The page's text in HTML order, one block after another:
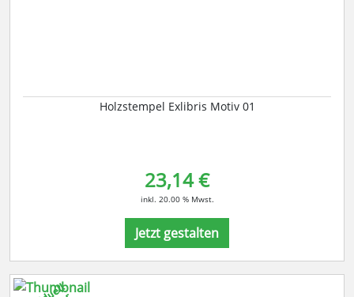
Holzstempel Exlibris Motiv 01
23,14 €
inkl. 20.00 % Mwst.
Jetzt gestalten